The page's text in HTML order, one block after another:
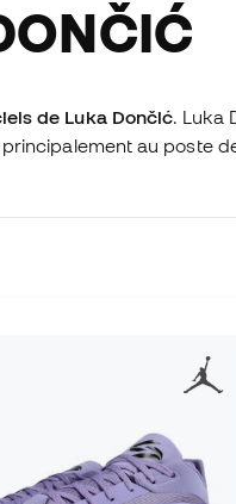
de Luka Dončić. Luka
au poste